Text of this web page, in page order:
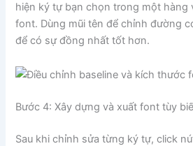
hiện ký tự bạn chọn trong một hàng
font. Dùng mũi tên để chỉnh đường
để có sự đồng nhất tốt hơn.
Bước 4: Xây dựng và xuất font tùy
Sau khi chỉnh sửa từng ký tự, click